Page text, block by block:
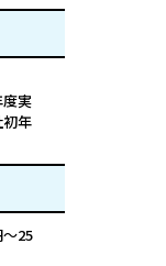
度実
年
〜25